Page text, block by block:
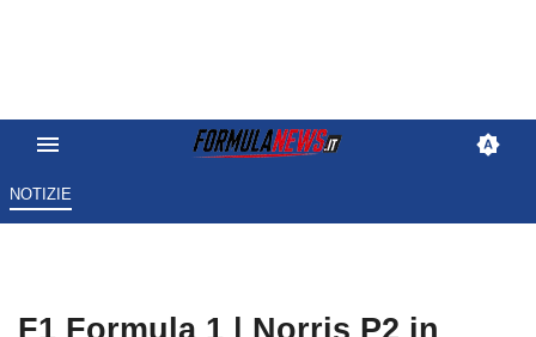
NOTIZIE
F1 Formula 1 | Norris P2 in